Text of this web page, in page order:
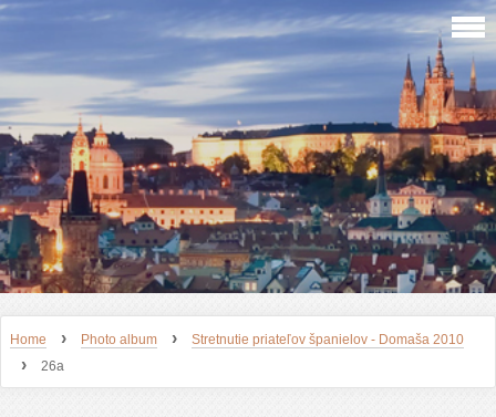
Home › Photo album › Stretnutie priateľov španielov - Domaša 2010
› 26a